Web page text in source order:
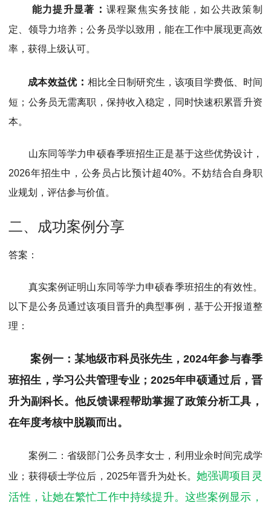
能力提升显著 ： 课程聚焦实务技能，如公共政策制
定、领导力培养；公务员学以致用，能在工作中展现更高效
率，获得上级认可。
成本效益优： 相比全日制研究生，该项目学费低、时间
短；公务员无需离职，保持收入稳定，同时快速积累晋升资
本。
山东同等学力申硕春季班招生正是基于这些优势设计，
2026年招生中，公务员占比预计超40%。不妨结合自身职
业规划，评估参与价值。
二、成功案例分享
答案：
真实案例证明山东同等学力申硕春季班招生的有效性。
以下是公务员通过该项目晋升的典型事例，基于公开报道整
理：
案例一：某地级市科员张先生，2024年参与春季
班招生，学习公共管理专业；2025年申硕通过后，晋
升为副科长。他反馈课程帮助掌握了政策分析工具，
在年度考核中脱颖而出。
案例二：省级部门公务员李女士，利用业余时间完成学
业；获得硕士学位后，2025年晋升为处长。 她强调项目灵
活性，让她在繁忙工作中持续提升。这些案例显示，